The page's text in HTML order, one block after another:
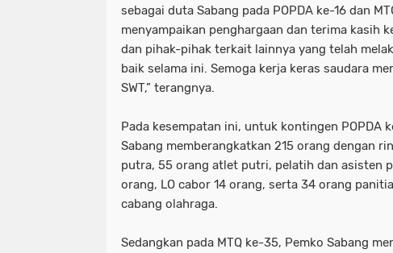
sebagai duta Sabang pada POPDA ke-16 dan
menyampaikan penghargaan dan terima kasih
dan pihak-pihak terkait lainnya yang telah
baik selama ini. Semoga kerja keras saudara
SWT,” terangnya.
Pada kesempatan ini, untuk kontingen POPDA
Sabang memberangkatkan 215 orang dengan
putra, 55 orang atlet putri, pelatih dan asisten
orang, LO cabor 14 orang, serta 34 orang
cabang olahraga.
Sedangkan pada MTQ ke-35, Pemko Sabang